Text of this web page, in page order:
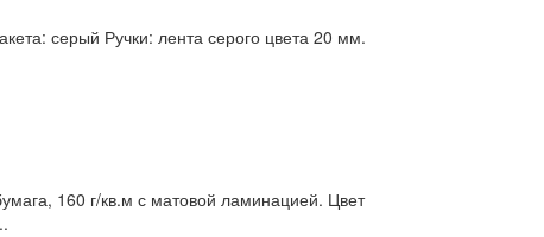
серый Ручки: лента серого цвета 20 мм.
160 г/кв.м с матовой ламинацией. Цвет